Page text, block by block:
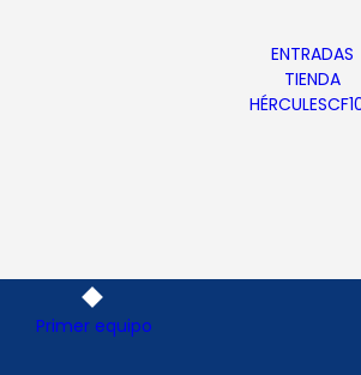
ENTRADAS
TIENDA
Primer equipo